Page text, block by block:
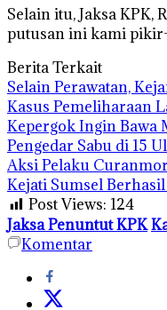
Selain itu, Jaksa
putusan ini kami
Berita Terkait
Selain Perawatan,
Kasus Pemeliharaan
Kepergok Ingin Bawa
Pengedar Sabu di 15
Aksi Pelaku
Kejati Sumsel
Post Views: 124
Jaksa Penuntut KPK
Komentar